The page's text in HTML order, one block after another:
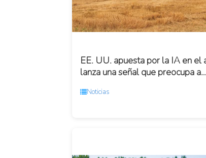
EE. UU. apuesta por la IA en el
lanza una señal que preocupa a
Noticias